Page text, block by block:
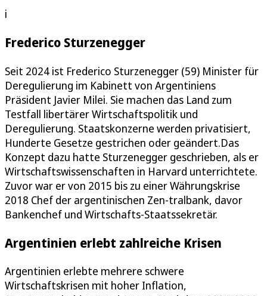
i
Frederico Sturzenegger
Seit 2024 ist Frederico Sturzenegger (59) Minister für
Deregulierung im Kabinett von Argentiniens
Präsident Javier Milei. Sie machen das Land zum
Testfall libertärer Wirtschaftspolitik und
Deregulierung. Staatskonzerne werden privatisiert,
Hunderte Gesetze gestrichen oder geändert.Das
Konzept dazu hatte Sturzenegger geschrieben, als er
Wirtschaftswissenschaften in Harvard unterrichtete.
Zuvor war er von 2015 bis zu einer Währungskrise
2018 Chef der argentinischen Zen-tralbank, davor
Bankenchef und Wirtschafts-Staatssekretär.
Argentinien erlebt zahlreiche Krisen
Argentinien erlebte mehrere schwere
Wirtschaftskrisen mit hoher Inflation,